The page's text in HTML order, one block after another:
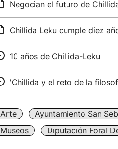
Negocian el futuro de
Chillida Leku cumple diez
10 años de Chillida-Leku
'Chillida y el reto de la
Arte Ayuntamiento San
Museos
Diputación Foral